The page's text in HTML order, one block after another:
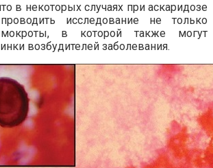
в некоторых случаях при аскаридозе
исследование не только
в которой также могут
возбудителей заболевания.